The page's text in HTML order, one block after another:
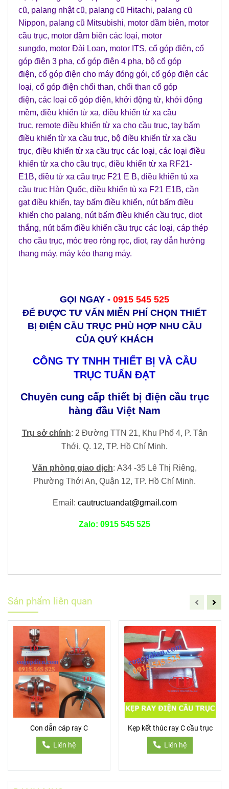
cũ, palang nhật cũ, palang cũ Hitachi, palang cũ
Nippon, palang cũ Mitsubishi, motor dầm biên, motor
cầu trục, motor dầm biên các loại, motor
sungdo, motor Đài Loan, motor ITS, cổ góp điện, cổ
góp điện 3 pha, cổ góp điện 4 pha, bộ cổ góp
điện, cổ góp điện cho máy đóng gói, cổ góp điện các
loại, cổ góp điện chổi than, chổi than cổ góp
điện, các loại cổ góp điện, khởi động từ, khởi động
mềm, điều khiển từ xa, điều khiển từ xa cầu
trục, remote điều khiển từ xa cho cầu trục, tay bấm
điều khiển từ xa cầu trục, bộ điều khiển từ xa cầu
trục, điều khiển từ xa cầu trục các loại, các loại điều
khiển từ xa cho cầu trục, điều khiển từ xa RF21-
E1B, điều từ xa cầu trục F21 E B, điều khiển tù xa
cầu truc Hàn Quốc, điều khiển tù xa F21 E1B, cần
gạt điều khiển, tay bấm điều khiển, nút bấm điều
khiển cho palang, nút bấm điều khiển cầu trục, diot
thắng, nút bấm điều khiển cầu trục các loại, cáp thép
cho cầu trục, móc treo ròng rọc, diot, ray dẫn hướng
thang máy, máy kéo thang máy.
GỌI NGAY - 0915 545 525
ĐỂ ĐƯỢC TƯ VẤN MIỄN PHÍ CHỌN THIẾT
BỊ ĐIỆN CẦU TRỤC PHÙ HỢP NHU CẦU
CỦA QUÝ KHÁCH
CÔNG TY TNHH THIẾT BỊ VÀ CẦU
TRỤC TUẤN ĐẠT
Chuyên cung cấp thiết bị điện cầu trục
hàng đầu Việt Nam
Trụ sở chính: 2 Đường TTN 21, Khu Phố 4, P. Tân
Thới, Q. 12, TP. Hồ Chí Minh.
Văn phòng giao dịch: A34 -35 Lê Thị Riêng,
Phường Thới An, Quận 12, TP. Hồ Chí Minh.
Email: cautructuandat@gmail.com
Zalo: 0915 545 525
Sản phẩm liên quan
Con dẫn cáp ray C
Liên hệ
Kẹp kết thúc ray C cầu trục
Liên hệ